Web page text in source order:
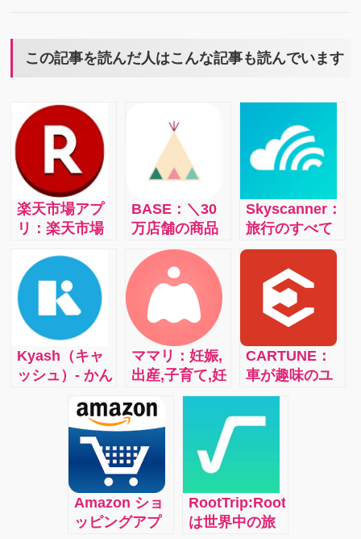
この記事を読んだ人はこんな記事も読んでいます
楽天市場アプ
リ：楽天市場
商品からあな
たの気になる
アイテムを簡
単検索！5
BASE：＼30
万店舗の商品
が買えちゃ
う！／国内最
大級の人気シ
ョッピングア
プリBASEで
あなたも素敵
なアイテムを
見つけません
か？
Skyscanner：
旅行のすべて
を手配でき
る、スカイス
キャナーのオ
ールインワン
アプリ。
Kyash（キャ
ッシュ）- かん
リ 請求や割り
勘にも：
Kyash（キャ
ッシュ）はい
つでもかんた
んに無料で送
金できるアプ
ママリ：妊娠,
出産,子育て,妊
活、ママの疑
問をママ友が
解決 i
CARTUNE：
車が趣味のユ
ーザーのため
のコミュニテ
して共有！
SNSにも簡単
アップ！4.1
Amazon ショ
ッピングアプ
RootTrip:RootTrip
は世界中の旅